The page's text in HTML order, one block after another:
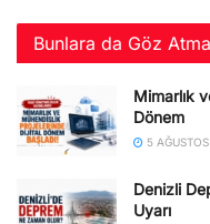
Bunlara da Göz
Mimarlık
Dönem
5
Denizli
Uyarı